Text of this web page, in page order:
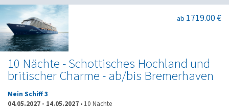
10 Nächte - Schottisches Hochland und
britischer Charme - ab/bis Bremerhaven
ab 1719.00 €
Mein Schiff 3
04.05.2027 - 14.05.2027 • 10 Nächte